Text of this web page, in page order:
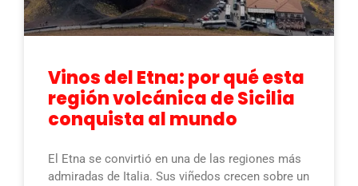
Vinos del Etna: por qué esta
región volcánica de Sicilia
conquista al mundo
El Etna se convirtió en una de las regiones más
admiradas de Italia. Sus viñedos crecen sobre un